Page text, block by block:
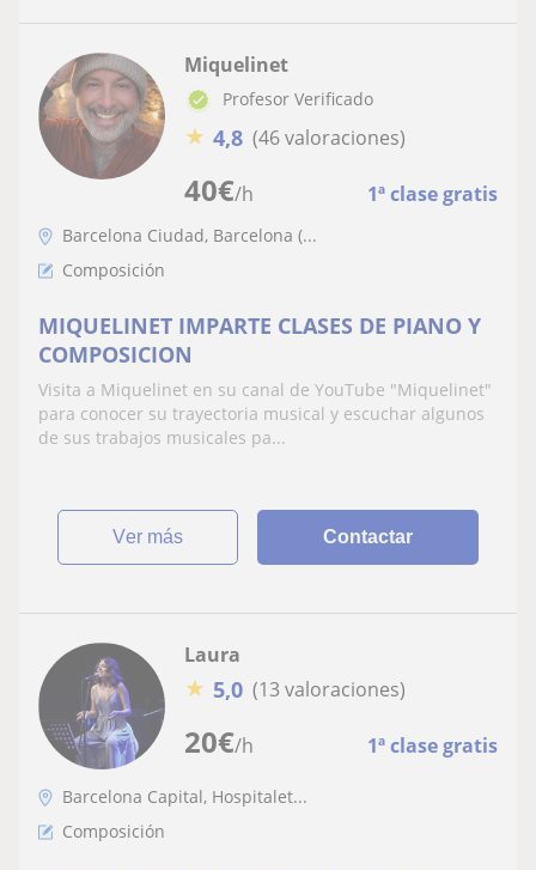
40€/h 1ª clase gratis
Miquelinet
Profesor Verificado
★ 4,8 (46 valoraciones)
Barcelona Ciudad, Barcelona (...
Composición
MIQUELINET IMPARTE CLASES DE PIANO Y
COMPOSICION
Visita a Miquelinet en su canal de YouTube "Miquelinet"
para conocer su trayectoria musical y escuchar algunos
de sus trabajos musicales pa...
ver más Contactar
20€/h 1ª clase gratis
Laura
★ 5,0 (13 valoraciones)
Barcelona Capital, Hospitalet...
Composición